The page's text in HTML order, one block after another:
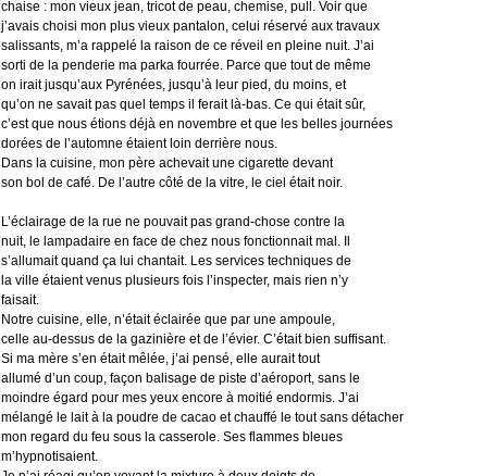
chaise : mon vieux jean, tricot de peau, chemise, pull. Voir que
j’avais choisi mon plus vieux pantalon, celui réservé aux travaux
salissants, m’a rappelé la raison de ce réveil en pleine nuit. J’ai
sorti de la penderie ma parka fourrée. Parce que tout de même
on irait jusqu’aux Pyrénées, jusqu’à leur pied, du moins, et
qu’on ne savait pas quel temps il ferait là-bas. Ce qui était sûr,
c’est que nous étions déjà en novembre et que les belles journées
dorées de l’automne étaient loin derrière nous.
Dans la cuisine, mon père achevait une cigarette devant
son bol de café. De l’autre côté de la vitre, le ciel était noir.
L’éclairage de la rue ne pouvait pas grand-chose contre la
nuit, le lampadaire en face de chez nous fonctionnait mal. Il
s’allumait quand ça lui chantait. Les services techniques de
la ville étaient venus plusieurs fois l’inspecter, mais rien n’y
faisait.
Notre cuisine, elle, n’était éclairée que par une ampoule,
celle au-dessus de la gazinière et de l’évier. C’était bien suffisant.
Si ma mère s’en était mêlée, j’ai pensé, elle aurait tout
allumé d’un coup, façon balisage de piste d’aéroport, sans le
moindre égard pour mes yeux encore à moitié endormis. J’ai
mélangé le lait à la poudre de cacao et chauffé le tout sans détacher
mon regard du feu sous la casserole. Ses flammes bleues
m’hypnotisaient.